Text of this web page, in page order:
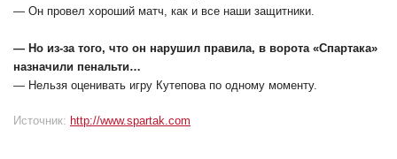
— Он провел хороший матч, как и все наши защитники.
— Но из-за того, что он нарушил правила, в ворота «Спартака»
назначили пенальти…
— Нельзя оценивать игру Кутепова по одному моменту.
Источник: http://www.spartak.com